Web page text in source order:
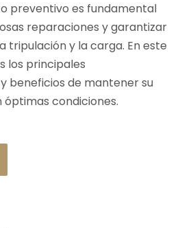
preventivo es fundamental
reparaciones y garantizar
tripulación y la carga. En este
los principales
beneficios de mantener su
condiciones.